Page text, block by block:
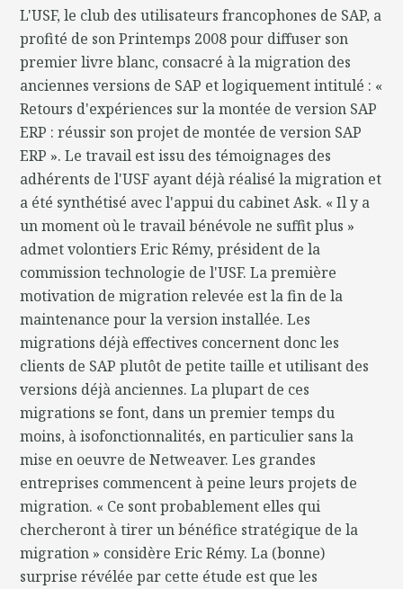
L'USF, le club des utilisateurs francophones de SAP, a
profité de son Printemps 2008 pour diffuser son
premier livre blanc, consacré à la migration des
anciennes versions de SAP et logiquement intitulé : «
Retours d'expériences sur la montée de version SAP
ERP : réussir son projet de montée de version SAP
ERP ». Le travail est issu des témoignages des
adhérents de l'USF ayant déjà réalisé la migration et
a été synthétisé avec l'appui du cabinet Ask. « Il y a
un moment où le travail bénévole ne suffit plus »
admet volontiers Eric Rémy, président de la
commission technologie de l'USF. La première
motivation de migration relevée est la fin de la
maintenance pour la version installée. Les
migrations déjà effectives concernent donc les
clients de SAP plutôt de petite taille et utilisant des
versions déjà anciennes. La plupart de ces
migrations se font, dans un premier temps du
moins, à isofonctionnalités, en particulier sans la
mise en oeuvre de Netweaver. Les grandes
entreprises commencent à peine leurs projets de
migration. « Ce sont probablement elles qui
chercheront à tirer un bénéfice stratégique de la
migration » considère Eric Rémy. La (bonne)
surprise révélée par cette étude est que les